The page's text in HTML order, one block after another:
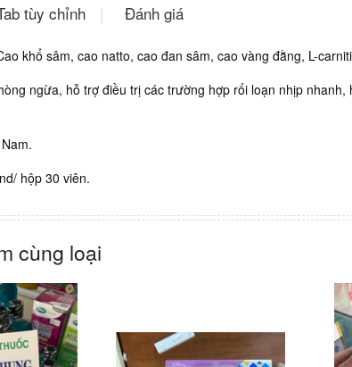
tùy chỉnh Đánh giá
khổ sâm, cao natto, cao đan sâm, cao vàng đằng, L-
ngừa, hỗ trợ điều trị các trường hợp rối loạn nhịp
hộp 30 viên.
cùng loại